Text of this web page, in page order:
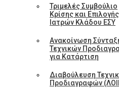
Τριμελές Συμβούλιο
Κρίσης και Επιλογής
Ιατρών Κλάδου ΕΣΥ
Ανακοίνωση
Τεχνικών
για Κατάρτιση
Διαβούλευση
Προδιαγραφών